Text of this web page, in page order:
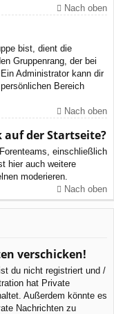
Nach oben
bist, dient die
Gruppenrang, der bei
Administrator kann dir
Bereich
Nach oben
auf der Startseite?
einschließlich
hier auch weitere
moderieren.
Nach oben
verschicken!
du nicht registriert und /
hat Private
Außerdem könnte es
Nachrichten zu